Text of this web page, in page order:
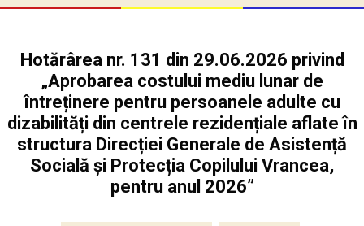
Hotărârea nr. 131 din 29.06.2026 privind
„Aprobarea costului mediu lunar de
întreținere pentru persoanele adulte cu
dizabilități din centrele rezidențiale aflate în
structura Direcției Generale de Asistență
Socială și Protecția Copilului Vrancea,
pentru anul 2026”